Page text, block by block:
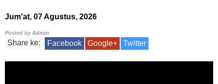
Jum'at, 07 Agustus, 2026
Posted byAdmin
Share ke: Facebook Google+ Twitter